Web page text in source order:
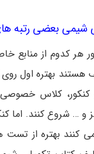
بعضی رتبه
هر کدوم از
بهتره اول روی
کلاس خصوصی
و … شروع کنند.